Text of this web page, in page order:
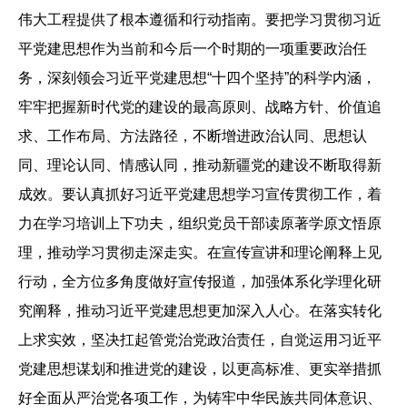
伟大工程提供了根本遵循和行动指南。要把学习贯彻习近
平党建思想作为当前和今后一个时期的一项重要政治任
务，深刻领会习近平党建思想“十四个坚持”的科学内涵，
牢牢把握新时代党的建设的最高原则、战略方针、价值追
求、工作布局、方法路径，不断增进政治认同、思想认
同、理论认同、情感认同，推动新疆党的建设不断取得新
成效。要认真抓好习近平党建思想学习宣传贯彻工作，着
力在学习培训上下功夫，组织党员干部读原著学原文悟原
理，推动学习贯彻走深走实。在宣传宣讲和理论阐释上见
行动，全方位多角度做好宣传报道，加强体系化学理化研
究阐释，推动习近平党建思想更加深入人心。在落实转化
上求实效，坚决扛起管党治党政治责任，自觉运用习近平
党建思想谋划和推进党的建设，以更高标准、更实举措抓
好全面从严治党各项工作，为铸牢中华民族共同体意识、